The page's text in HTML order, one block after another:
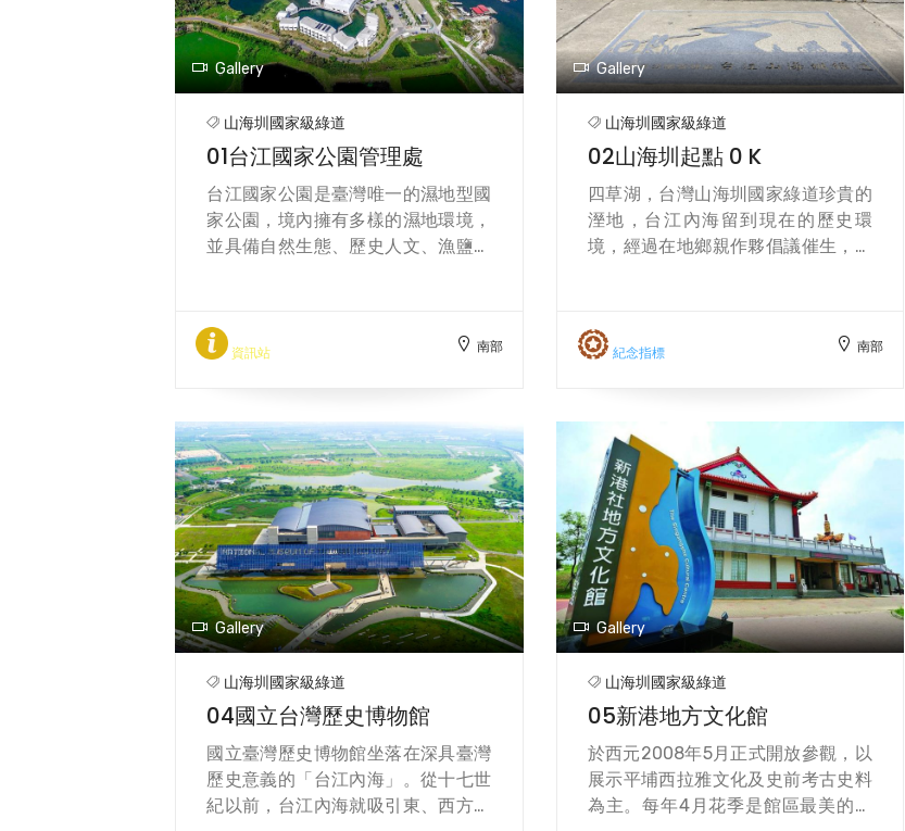
Gallery
山海圳國家級綠道
01台江國家公園管理處
台江國家公園是臺灣唯一的濕地型國
家公園，境內擁有多樣的濕地環境，
並具備自然生態、歷史人文、漁鹽襲
園區，位置約莫是數百年前漢人先民
渡海來臺的入口。以此作為引領人們
稱，深具時空意義。 整個建築群以
「高腳屋」的形式，佇立在水面上，
如同一座島嶼，生根於樹叢緜續、蘆
花擺蕩之間。在保留魚塭的樣貌下，
塑造泥灘、淺坪、深水區等多樣性的
水域，營造生物棲息環境。 此外，台
江學園並榮獲鑽石級綠建築認證，為
一綜合生態、節能、減廢、健康的建
築群。其中透過「生態綠網」、「小
控制」等規劃，整個園區生態綠網猶
如綿密的微血管網絡，提供生物移動
的通道。不僅降低建物對環境的衝
擊，更希望成為承載生命的臂膀。
「巷弄」和「廟埕」是臺南聚落的特
色，巷弄用來移動，廟埕則是社區的
資訊站 南部
Gallery
山海圳國家級綠道
02山海圳起點 0 K
四草湖，台灣山海圳國家綠道珍貴的
溼地，台江內海留到現在的歷史環
境，經過在地鄉親作夥倡議催生，現
地，走到北汕尾海岸，向南可以看見
內海，所看見的歷史風景，下晡時，
聽台江海吼，十分享受，在山海圳綠
道的起點，也就是嘉南大圳出海口溼
地，大家更加可以坐在圳邊的石頭
頂，靜靜欣賞各種大管仙（招潮
蟹）、沙馬仔，在坔土頂跑來跑去，
四界找東西吃，有時候也會相打搶地
盤，十分可愛，特別是，夕陽照著白
色的台江國家公園，風吹雲走，化解
的後花園，也是小台江同學和爸爸媽
媽、老師，作夥守護記錄的台江寶
地。
紀念指標 南部
Gallery
山海圳國家級綠道
04國立台灣歷史博物館
國立臺灣歷史博物館坐落在深具臺灣
歷史意義的「台江內海」。從十七世
紀以前，台江內海就吸引東、西方人
Gallery
山海圳國家級綠道
05新港地方文化館
於西元2008年5月正式開放參觀，以
展示平埔西拉雅文化及史前考古史料
為主。每年4月花季是館區最美的時